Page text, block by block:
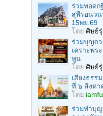
ร่วมทอดก
สุพีรอนวน
15พย.69
โดย ศิษย์
ร่วมบุญถว
เคราะพร
พูน
โดย ศิษย์
เสียงธรร
ที่ ๖ สิงห
โดย iamfu
ร่วมทําบุ